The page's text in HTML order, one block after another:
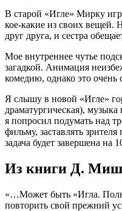
В старой «Игле» Мирку
кое-какие из своих вещей.
друг друга, и сестра
Мое внутреннее чутье
загадкой. Анимация
комедию, однако это
Я слышу в новой «Игле»
драматургическая),
я попросил подумать над
фильму, заставлять
задача будет завершена на
Из книги Д.
«…Может быть «Игла.
повторить свой прежний